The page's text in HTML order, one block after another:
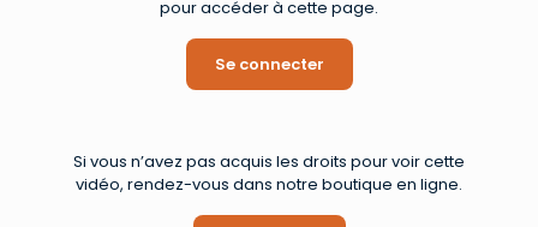
pour accéder à cette page.
Se connecter
Si vous n’avez pas acquis les droits pour voir cette
vidéo, rendez-vous dans notre boutique en ligne.